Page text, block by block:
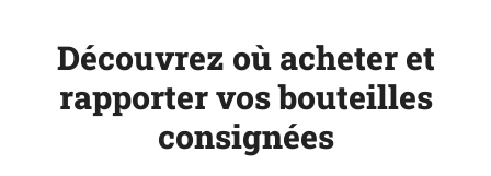
Découvrez où acheter et
rapporter vos bouteilles
consignées